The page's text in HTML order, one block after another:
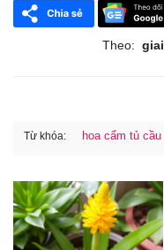
Theo:
Từ khóa: hoa cẩm tủ cầu